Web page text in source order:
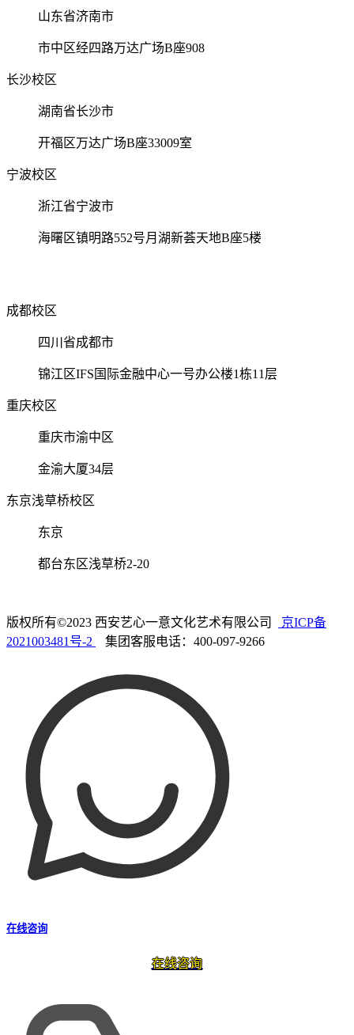
山东省济南市
市中区经四路万达广场B座908
长沙校区
湖南省长沙市
开福区万达广场B座33009室
宁波校区
浙江省宁波市
海曙区镇明路552号月湖新荟天地B座5楼
成都校区
四川省成都市
锦江区IFS国际金融中心一号办公楼1栋11层
重庆校区
重庆市渝中区
金渝大厦34层
东京浅草桥校区
东京
都台东区浅草桥2-20
版权所有©2023 西安艺心一意文化艺术有限公司
京ICP备
2021003481号-2
集团客服电话：400-097-9266
在线咨询
在线咨询